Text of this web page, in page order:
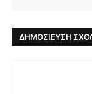
ΔΗΜΟΣΊΕΥΣΗ